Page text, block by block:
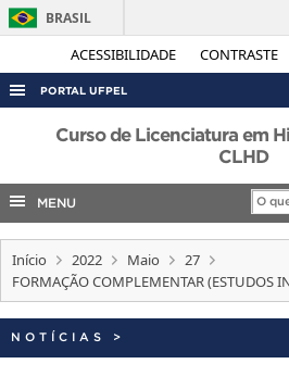
ACESSIBILIDADE CONTRASTE
BRASIL
PORTAL UFPEL
ACESSO À INFORMAÇÃO
COBALTO
CONCURSOS
EDITAIS
Curso de Licenciatura em
CLHD
MENU
Início 2022 Maio
27
FORMAÇÃO COMPLEMENTAR (ESTUDOS
NOTÍCIAS >